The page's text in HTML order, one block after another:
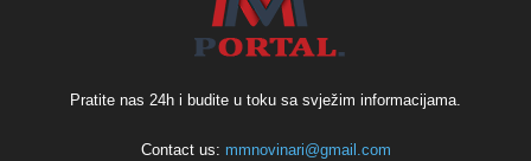
Pratite nas 24h i budite u toku sa svježim informacijama.
Contact us: mmnovinari@gmail.com